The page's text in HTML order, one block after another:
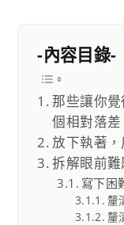
-內容目錄-
那些讓你
個相對落差
放下執著
拆解眼前
寫下困
釐
釐